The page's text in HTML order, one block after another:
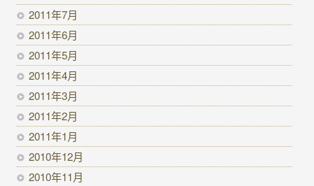
2011年7月
2011年6月
2011年5月
2011年4月
2011年3月
2011年2月
2011年1月
2010年12月
2010年11月